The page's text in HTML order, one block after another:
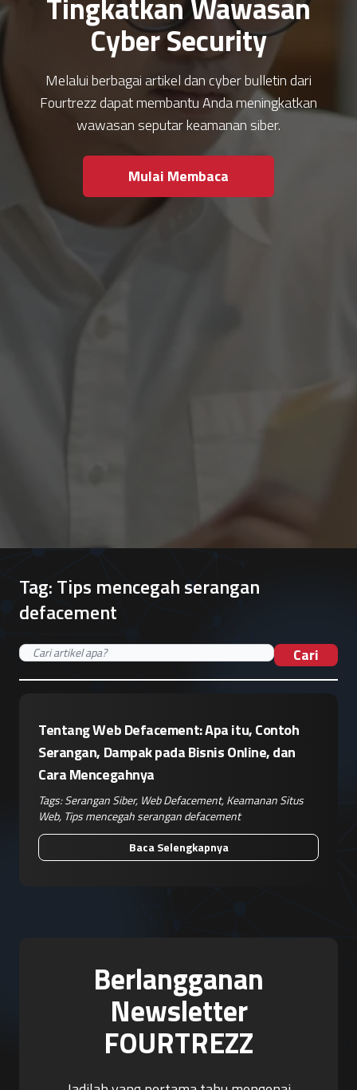
Cyber Security
Melalui berbagai artikel dan cyber bulletin dari
Fourtrezz dapat membantu Anda meningkatkan
wawasan seputar keamanan siber.
Mulai Membaca
Tag:Tips mencegah serangan
defacement
Cari
Tentang Web Defacement: Apa itu, Contoh
Serangan, Dampak pada Bisnis Online, dan
Cara Mencegahnya
Tags:Serangan Siber, Web Defacement,Keamanan Situs
Web, Tips mencegah serangan defacement
Baca Selengkapnya
Berlangganan
Newsletter
FOURTREZZ